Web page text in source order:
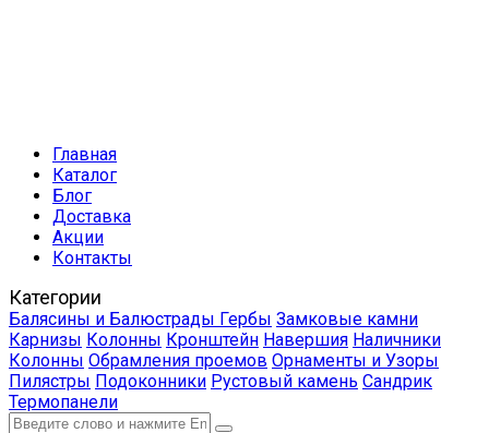
Главная
Каталог
Блог
Доставка
Акции
Контакты
Категории
Балясины и Балюстрады Гербы Замковые камни
Карнизы Колонны Кронштейн Навершия Наличники
Колонны Обрамления проемов Орнаменты и Узоры
Пилястры Подоконники Рустовый камень Сандрик
Термопанели